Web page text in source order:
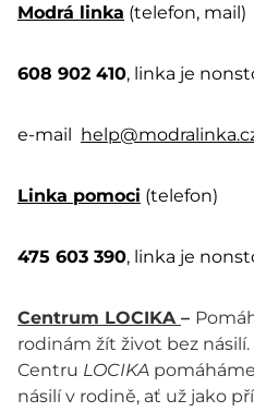
Modrá linka (telefon, mail)
608 902 410, linka je
e-mail
Linka pomoci (telefon)
475 603 390, linka je
Centrum LOCIKA –
rodinám žít život bez násilí.
Centru LOCIKA
násilí v rodině, ať už jako